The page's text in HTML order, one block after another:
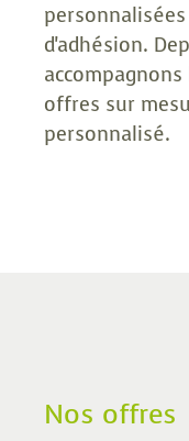
d'adhésion.
offres sur
personnalisé.
Nos offres